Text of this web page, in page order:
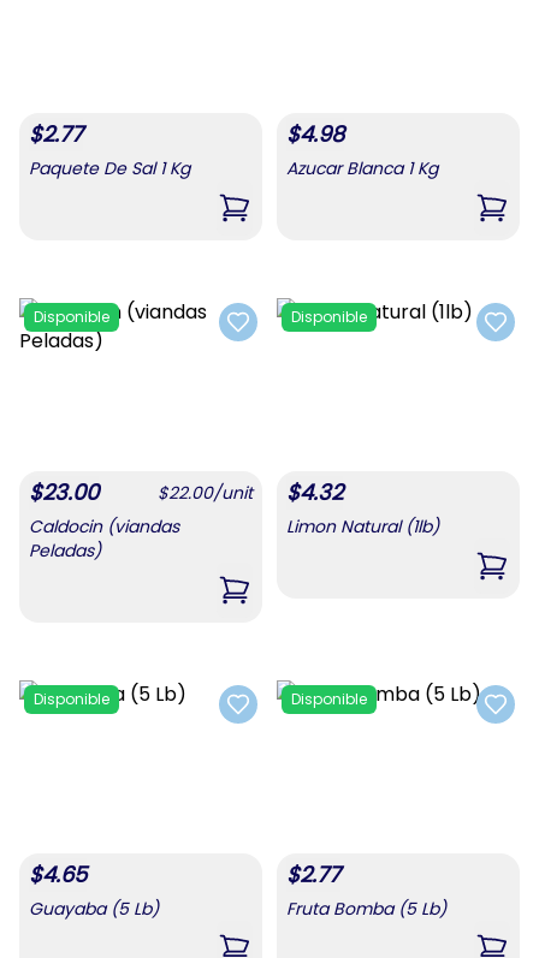
$2.77
Paquete De Sal 1 Kg
,Paquete De Sal 1 Kg
$4.98
Azucar Blanca 1 Kg
,
Add to favorites
Disponible
$23.00 $22.00/unit
Caldocin (viandas
Peladas)
,Caldocin (viandas Peladas)
Add
Disponible
$4.32
Limon Natural (1lb)
,
Add to favorites
Disponible
$4.65
Guayaba (5 Lb)
Add
Disponible
$2.77
Fruta Bomba (5 Lb)